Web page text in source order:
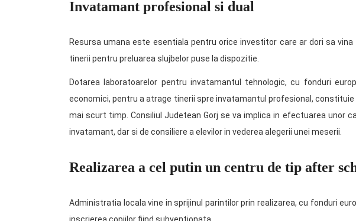
Invatamant profesional si dual
Resursa umana este esentiala pentru orice investitor care ar dori sa vina
tinerii pentru preluarea slujbelor puse la dispozitie.
Dotarea laboratoarelor pentru invatamantul tehnologic, cu fonduri
economici, pentru a atrage tinerii spre invatamantul profesional,
mai scurt timp. Consiliul Judetean Gorj se va implica in efectuarea unor
invatamant, dar si de consiliere a elevilor in vederea alegerii unei meserii.
Realizarea a cel putin un centru de tip after
Administratia locala vine in sprijinul parintilor prin realizarea, cu fonduri